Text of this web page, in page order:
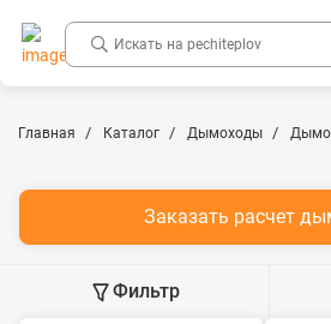
Главная Каталог Дымоходы
Заказать расчет
Фильтр
Хит продаж Хит